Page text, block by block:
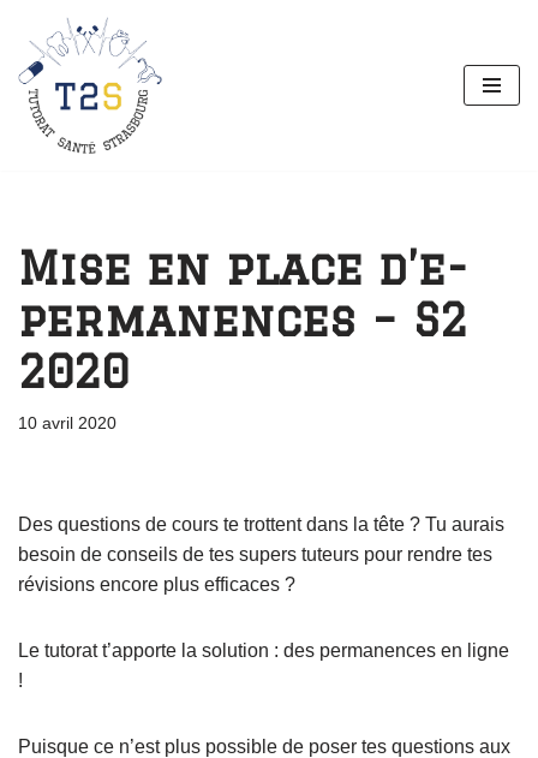
Aller
au
contenu
Mise en place d’e-
permanences – S2
2020
10 avril 2020
Des questions de cours te trottent dans la tête ? Tu aurais
besoin de conseils de tes supers tuteurs pour rendre tes
révisions encore plus efficaces ?
Le tutorat t’apporte la solution : des permanences en ligne
!
Puisque ce n’est plus possible de poser tes questions aux